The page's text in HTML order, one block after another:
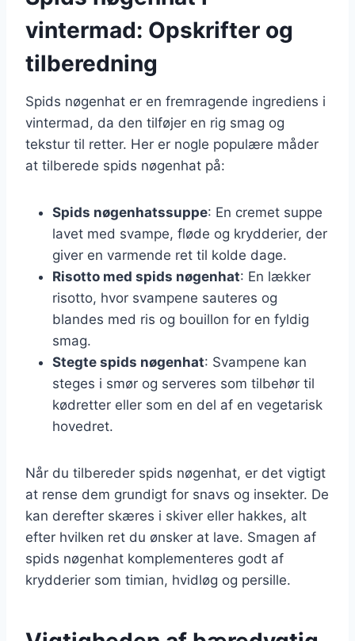
vintermad: Opskrifter og
tilberedning
Spids nøgenhat er en fremragende ingrediens i
vintermad, da den tilføjer en rig smag og
tekstur til retter. Her er nogle populære måder
at tilberede spids nøgenhat på:
Spids nøgenhatssuppe: En cremet suppe
lavet med svampe, fløde og krydderier, der
giver en varmende ret til kolde dage.
Risotto med spids nøgenhat: En lækker
risotto, hvor svampene sauteres og
blandes med ris og bouillon for en fyldig
smag.
Stegte spids nøgenhat: Svampene kan
steges i smør og serveres som tilbehør til
kødretter eller som en del af en vegetarisk
hovedret.
Når du tilbereder spids nøgenhat, er det vigtigt
at rense dem grundigt for snavs og insekter. De
kan derefter skæres i skiver eller hakkes, alt
efter hvilken ret du ønsker at lave. Smagen af
spids nøgenhat komplementeres godt af
krydderier som timian, hvidløg og persille.